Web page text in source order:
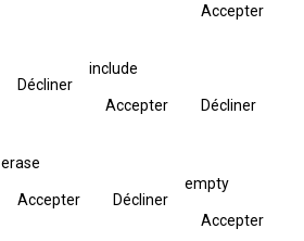
Accepter
Décliner
include
Accepter Décliner
erase
Accepter Décliner
empty
Accepter